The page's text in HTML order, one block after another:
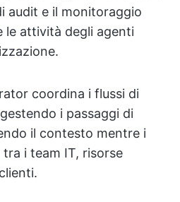
audit e il monitoraggio
attività degli agenti
coordina i flussi di
i passaggi di
il contesto mentre i
i team IT, risorse